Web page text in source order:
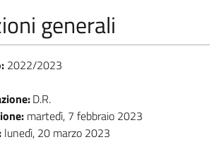
generali
2022/2023
D.R.
martedì, 7 febbraio 2023
lunedì, 20 marzo 2023